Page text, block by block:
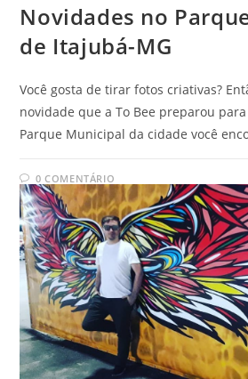
Novidades no
de Itajubá-MG
Você gosta de tirar fotos criativas?
novidade que a To Bee preparou
Parque Municipal da cidade você
0 COMENTÁRIO